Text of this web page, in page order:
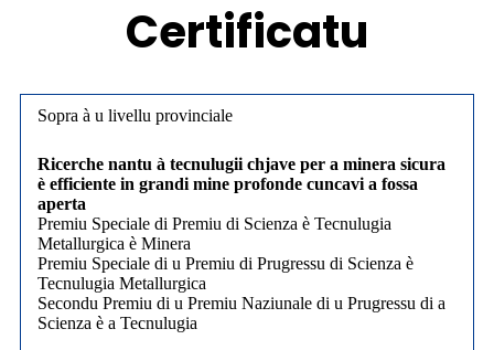
Certificatu
Sopra à u livellu provinciale
Ricerche nantu à tecnulugii chjave per a minera sicura
è efficiente in grandi mine profonde cuncavi a fossa
aperta
Premiu Speciale di Premiu di Scienza è Tecnulugia
Metallurgica è Minera
Premiu Speciale di u Premiu di Prugressu di Scienza è
Tecnulugia Metallurgica
Secondu Premiu di u Premiu Naziunale di u Prugressu di a
Scienza è a Tecnulugia